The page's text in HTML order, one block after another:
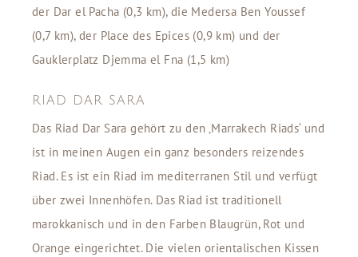
der Dar el Pacha (0,3 km), die Medersa Ben Youssef
(0,7 km), der Place des Epices (0,9 km) und der
Gauklerplatz Djemma el Fna (1,5 km)
RIAD DAR SARA
Das Riad Dar Sara gehört zu den ‚Marrakech Riads‘ und
ist in meinen Augen ein ganz besonders reizendes
Riad. Es ist ein Riad im mediterranen Stil und verfügt
über zwei Innenhöfen. Das Riad ist traditionell
marokkanisch und in den Farben Blaugrün, Rot und
Orange eingerichtet. Die vielen orientalischen Kissen